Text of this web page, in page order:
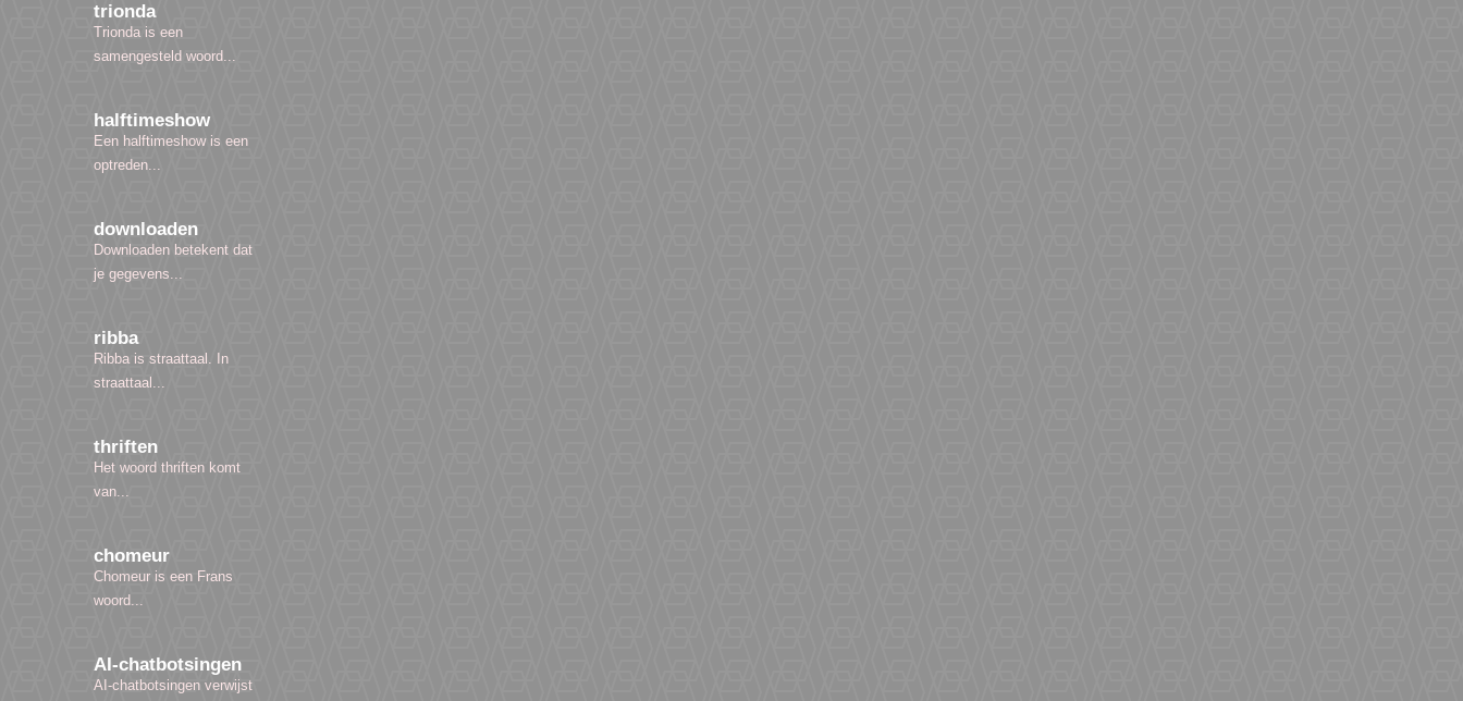
trionda
Trionda is een
samengesteld woord...
halftimeshow
Een halftimeshow is een
optreden...
downloaden
Downloaden betekent dat
je gegevens...
ribba
Ribba is straattaal. In
straattaal...
thriften
Het woord thriften komt
van...
chomeur
Chomeur is een Frans
woord...
AI-chatbotsingen
AI-chatbotsingen verwijst